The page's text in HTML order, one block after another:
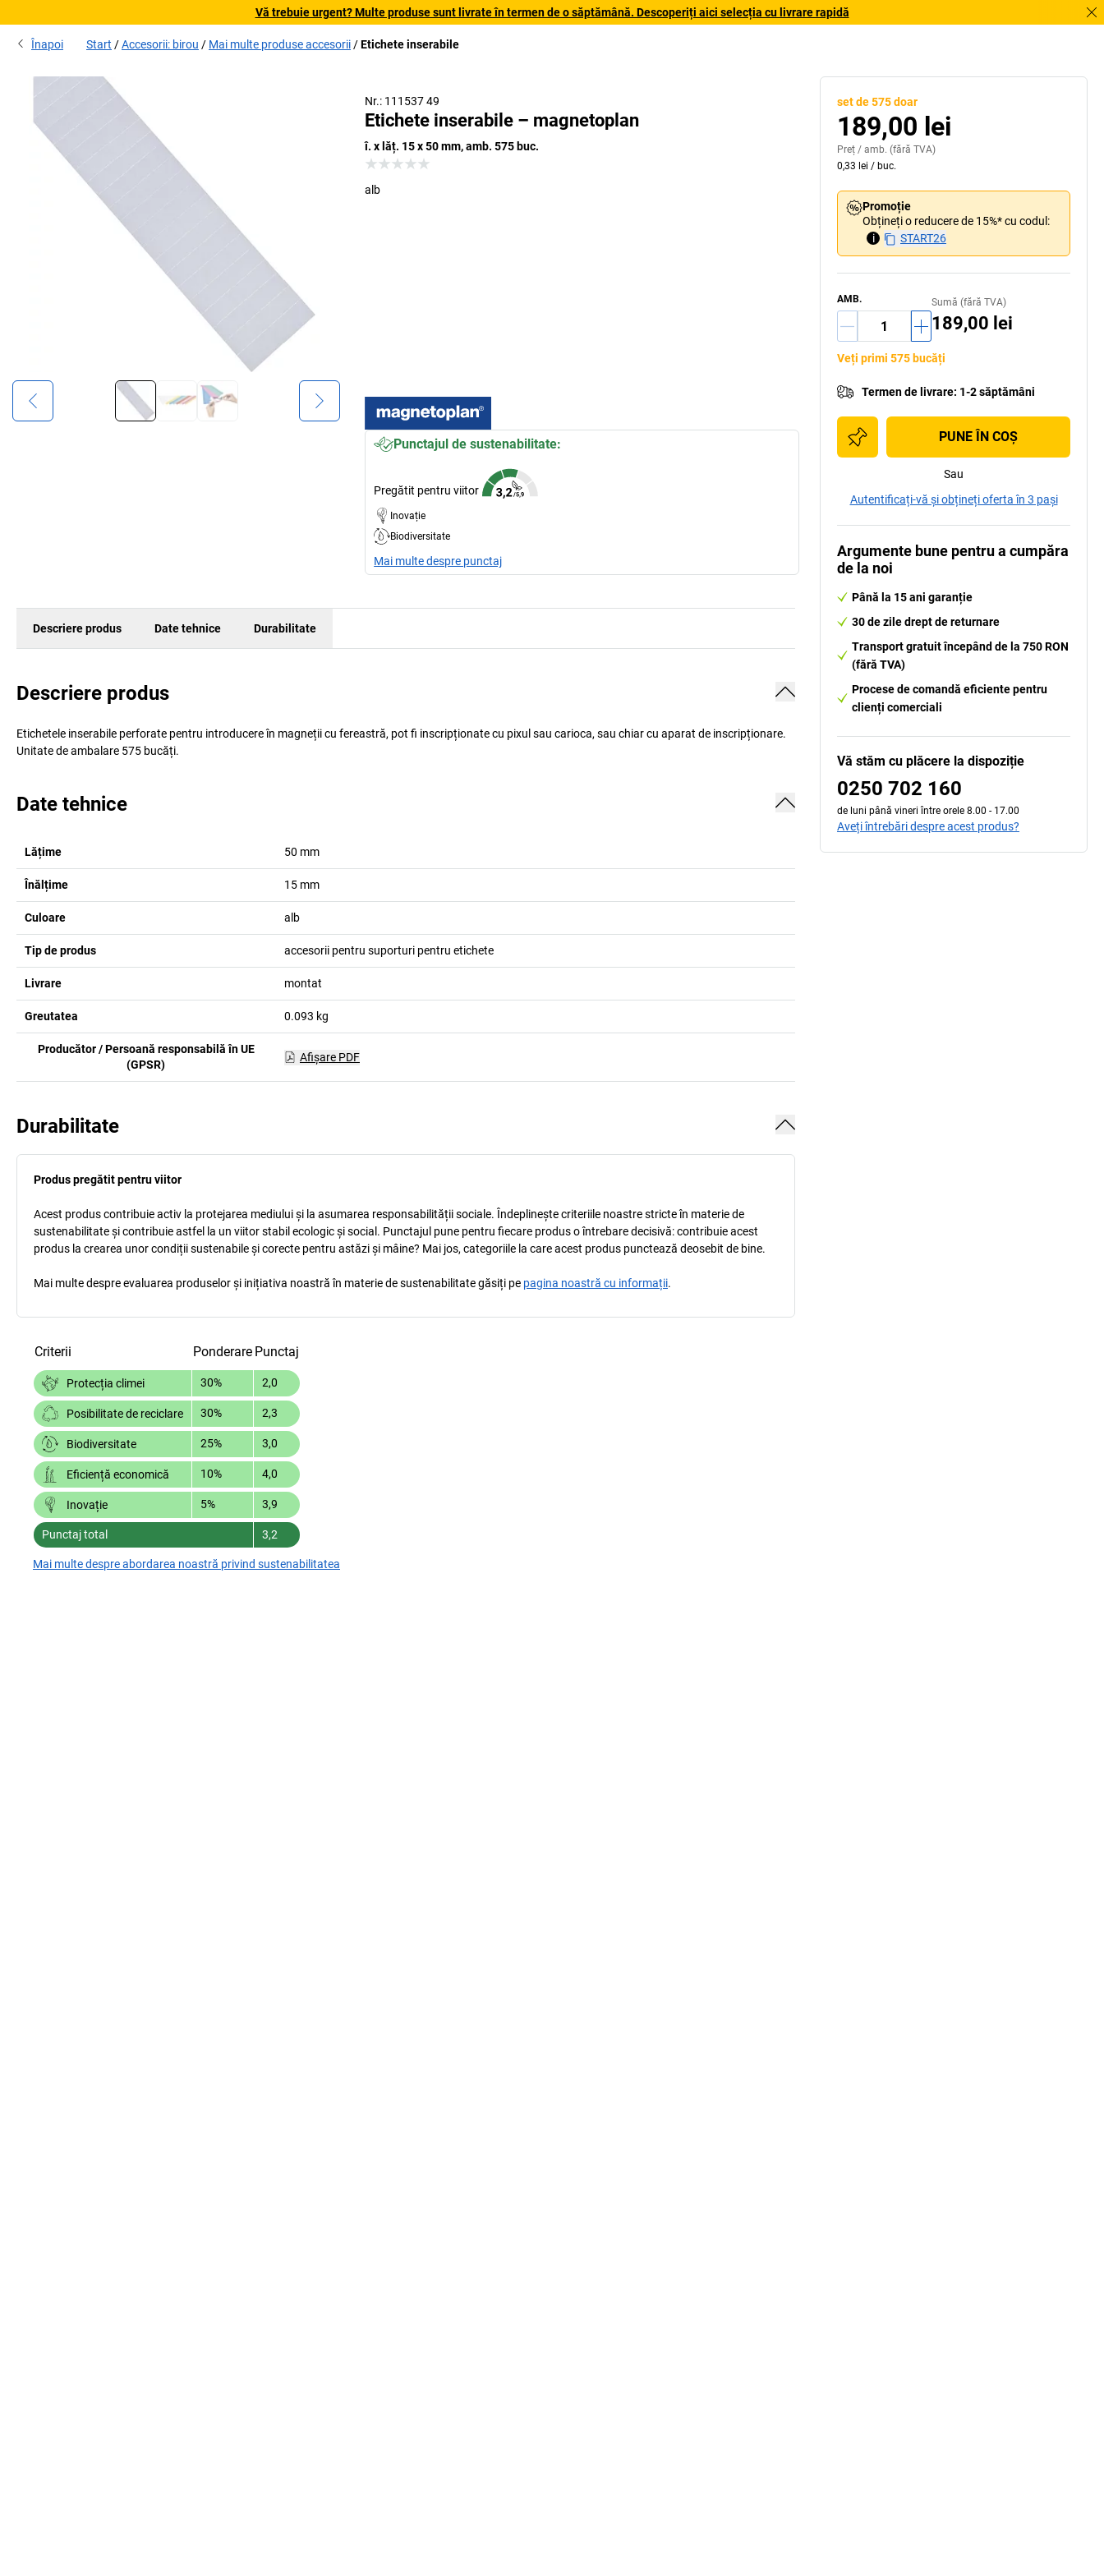
Vă trebuie urgent? Multe produse sunt livrate în termen de o săptămână. Descoperiți aici selecția cu livrare rapidă
Înapoi Start Accesorii: birou Mai multe produse accesorii Etichete inserabile
Nr.: 111537 49
Etichete inserabile – magnetoplan
î. x lăț. 15 x 50 mm, amb. 575 buc.
alb
Punctajul de sustenabilitate:
Pregătit pentru viitor
Inovație
Biodiversitate
Mai multe despre punctaj
Descriere produs Date tehnice Durabilitate
Descriere produs
Etichetele inserabile perforate pentru introducere în magneții cu fereastră, pot fi inscripționate cu pixul sau carioca, sau chiar cu aparat de inscripționare.
Unitate de ambalare 575 bucăți.
Date tehnice
Lățime 50 mm
Înălțime 15 mm
Culoare alb
Tip de produs accesorii pentru suporturi pentru etichete
Livrare montat
Greutatea 0.093 kg
Producător / Persoană responsabilă în UE
(GPSR)
Afişare PDF
Durabilitate
Produs pregătit pentru viitor
Acest produs contribuie activ la protejarea mediului și la asumarea responsabilității sociale. Îndeplinește criteriile noastre stricte în materie de
sustenabilitate și contribuie astfel la un viitor stabil ecologic și social. Punctajul pune pentru fiecare produs o întrebare decisivă: contribuie acest
produs la crearea unor condiții sustenabile și corecte pentru astăzi și mâine? Mai jos, categoriile la care acest produs punctează deosebit de bine.
Mai multe despre evaluarea produselor și inițiativa noastră în materie de sustenabilitate găsiți pe pagina noastră cu informații.
Criterii Ponderare Punctaj
Protecția climei 30% 2,0
Posibilitate de reciclare 30% 2,3
Biodiversitate 25% 3,0
Eficiență economică 10% 4,0
Inovație 5% 3,9
Punctaj total 3,2
Mai multe despre abordarea noastră privind sustenabilitatea
set de 575 doar
189,00 lei
Preț / amb. (fără TVA)
0,33 lei / buc.
Promoție
Obțineți o reducere de 15%* cu codul:
i
START26
AMB. Sumă (fără TVA)
189,00 lei
Veți primi 575 bucăți
Termen de livrare: 1-2 săptămâni
PUNE ÎN COŞ
Sau
Autentificați-vă și obțineți oferta în 3 pași
Argumente bune pentru a cumpăra
de la noi
Până la 15 ani garanție
30 de zile drept de returnare
Transport gratuit începând de la 750 RON
(fără TVA)
Procese de comandă eficiente pentru
clienți comerciali
Vă stăm cu plăcere la dispoziție
0250 702 160
de luni până vineri între orele 8.00 - 17.00
Aveți întrebări despre acest produs?